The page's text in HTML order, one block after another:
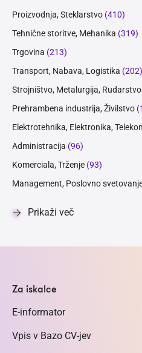
Proizvodnja, Steklarstvo (410)
Tehnične storitve, Mehanika (319)
Trgovina (213)
Transport, Nabava, Logistika (202)
Strojništvo, Metalurgija, Rudarstvo
Prehrambena industrija, Živilstvo
Elektrotehnika, Elektronika,
Administracija (96)
Komerciala, Trženje (93)
Management, Poslovno
Prikaži več
Za iskalce
E-informator
Vpis v Bazo CV-jev